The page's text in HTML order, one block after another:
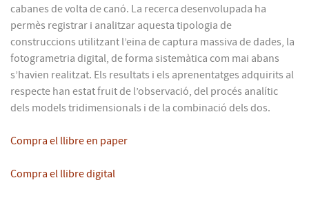
cabanes de volta de canó. La recerca desenvolupada ha
permès registrar i analitzar aquesta tipologia de
construccions utilitzant l’eina de captura massiva de dades, la
fotogrametria digital, de forma sistemàtica com mai abans
s’havien realitzat. Els resultats i els aprenentatges adquirits al
respecte han estat fruit de l’observació, del procés analític
dels models tridimensionals i de la combinació dels dos.
Compra el llibre en paper
Compra el llibre digital